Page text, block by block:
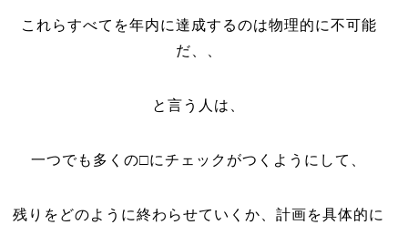
これらすべてを年内に達成するのは物理的に不可能
だ、、
と言う人は、
一つでも多くの□にチェックがつくようにして、
残りをどのように終わらせていくか、計画を具体的に